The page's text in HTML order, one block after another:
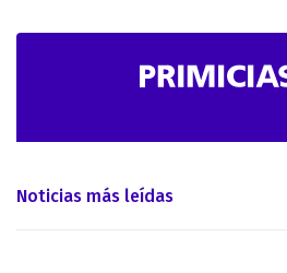
Noticias más leídas